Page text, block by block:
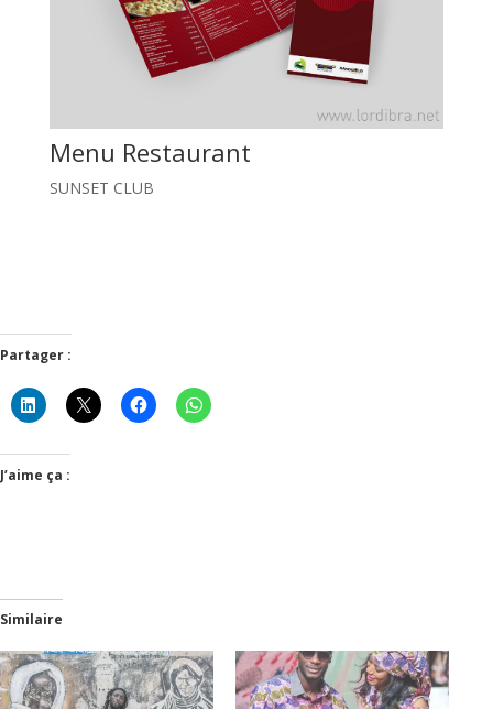
Menu Restaurant
SUNSET CLUB
Partager :
J’aime ça :
Similaire